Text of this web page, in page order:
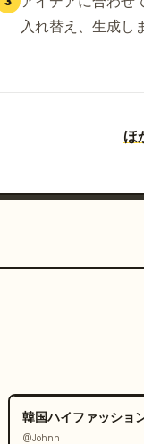
入れ替え、生成し
ほ
韓国ハイファッショ
@Johnn